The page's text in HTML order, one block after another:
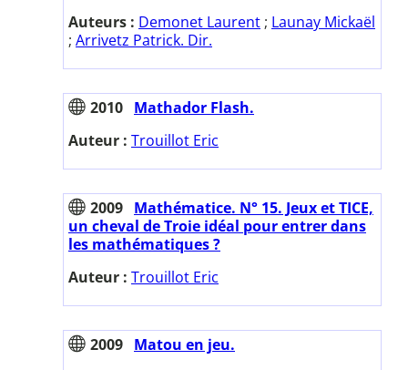
Auteurs : Demonet Laurent ; Launay Mickaël
; Arrivetz Patrick. Dir.
2010 Mathador Flash.
Auteur : Trouillot Eric
2009 Mathématice. N° 15. Jeux et TICE,
un cheval de Troie idéal pour entrer dans
les mathématiques ?
Auteur : Trouillot Eric
2009 Matou en jeu.